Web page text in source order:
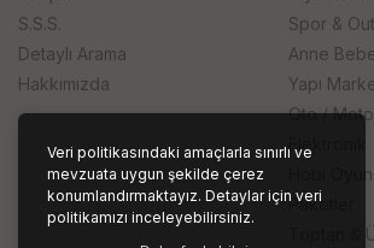
Veri politikasındaki amaçlarla sınırlı ve
mevzuata uygun şekilde çerez
konumlandırmaktayız. Detaylar için veri
politikamızı inceleyebilirsiniz.
S.S.S.
Detaylı Arama
Hakkımızda
Spor &
Anne
Yapı
Oto /
Hobi Oyun
Paketler
Toptan &